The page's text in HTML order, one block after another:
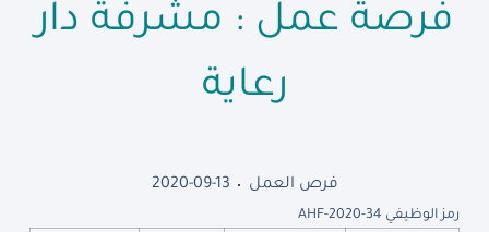
فرصة عمل : مشرفة دار
رعاية
فرص العمل 2020-09-13
رمز الوظيفي AHF-2020-34